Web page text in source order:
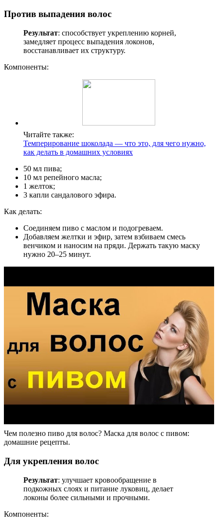
Против выпадения волос
Результат: способствует укреплению корней,
замедляет процесс выпадения локонов,
восстанавливает их структуру.
Компоненты:
Читайте также:
Темперирование шоколада — что это, для чего нужно,
как делать в домашних условиях
50 мл пива;
10 мл репейного масла;
1 желток;
3 капли сандалового эфира.
Как делать:
Соединяем пиво с маслом и подогреваем.
Добавляем желтки и эфир, затем взбиваем смесь
венчиком и наносим на пряди. Держать такую маску
нужно 20–25 минут.
Чем полезно пиво для волос? Маска для волос с пивом:
домашние рецепты.
Для укрепления волос
Результат: улучшает кровообращение в
подкожных слоях и питание луковиц, делает
локоны более сильными и прочными.
Компоненты: